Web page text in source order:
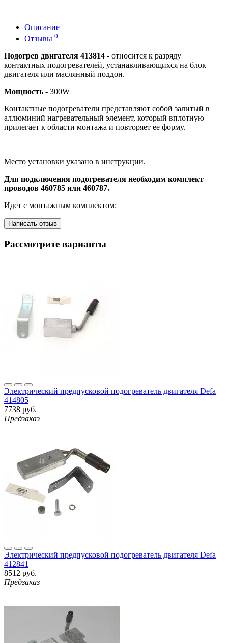
Описание
Отзывы 0
Подогрев двигателя 413814 - относится к разряду
контактных подогревателей, устанавливающихся на блок
двигателя или маслянный поддон.
Мощность - 300W
Контактные подогреватели представляют собой залитый в
аллюминий нагревательный элемент, который вплотную
прилегает к области монтажа и повторяет ее форму.
Место установки указано в инструкции.
Для подключения подогревателя необходим комплект
проводов 460785 или 460787.
Идет с монтажным комплектом:
Написать отзыв
Рассмотрите варианты
Электрический предпусковой подогреватель двигателя Defa
414805
7738 руб.
Предзаказ
Электрический предпусковой подогреватель двигателя Defa
412841
8512 руб.
Предзаказ